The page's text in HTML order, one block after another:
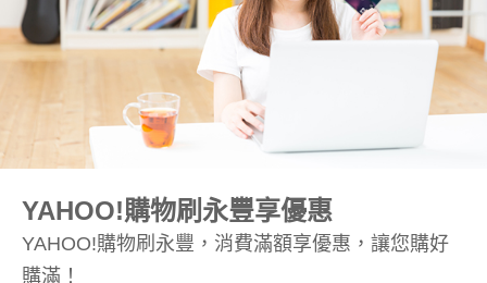
YAHOO!購物刷永豐享優惠
YAHOO!購物刷永豐，消費滿額享優惠，讓您購好
購滿！